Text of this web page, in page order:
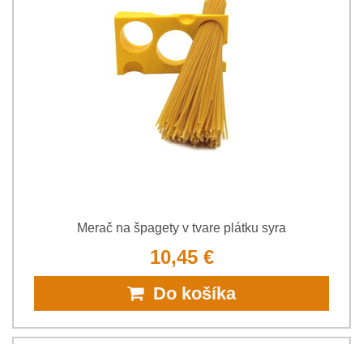
Merač na špagety v tvare plátku syra
10,45 €
Do košíka